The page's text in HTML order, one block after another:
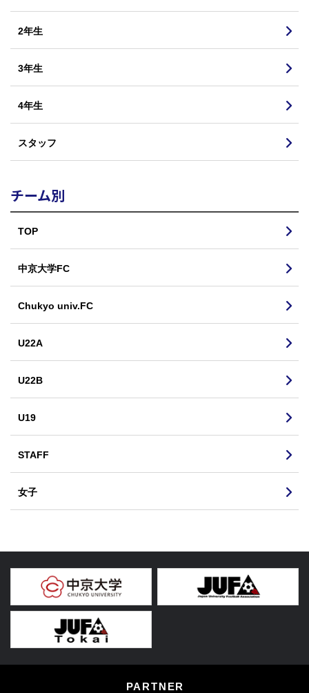
2年生
3年生
4年生
スタッフ
チーム別
TOP
中京大学FC
Chukyo univ.FC
U22A
U22B
U19
STAFF
女子
PARTNER